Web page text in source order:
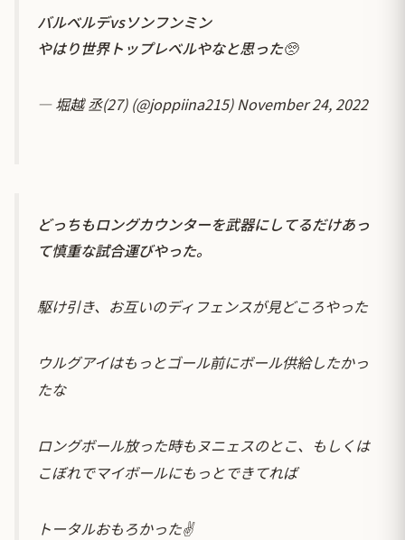
バルベルデvsソンフンミン
やはり世界トップレベルやなと思った🥺
— 堀越 丞(27) (@joppiina215)November 24, 2022
どっちもロングカウンターを武器にしてるだけあっ
て慎重な試合運びやった。
駆け引き、お互いのディフェンスが見どころやった
ウルグアイはもっとゴール前にボール供給したかっ
たな
ロングボール放った時もヌニェスのとこ、もしくは
こぼれでマイボールにもっとできてれば
トータルおもろかった✌️